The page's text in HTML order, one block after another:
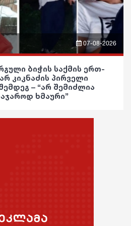
07-08-2026
ბიჭის საქმის ერთ-
კიკნაძის პირველი
– “არ შემიძლია
ხმაური”